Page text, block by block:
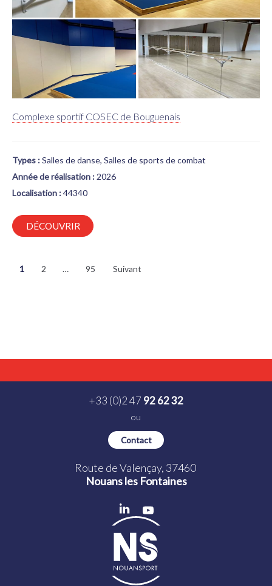
Complexe sportif COSEC de Bouguenais
Types :Salles de danse, Salles de sports de combat
Année de réalisation :2026
Localisation :44340
DÉCOUVRIR
PAGINATION
1 2 … 95 Suivant
+33 (0)2 47 92 62 32
ou
Contact
Route de Valençay, 37460
Nouans les Fontaines